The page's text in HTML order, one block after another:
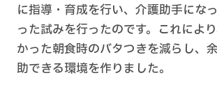
に指導・育成を行い、介護助手にな
った試みを行ったのです。これによ
かった朝食時のバタつきを減らし、
助できる環境を作りました。